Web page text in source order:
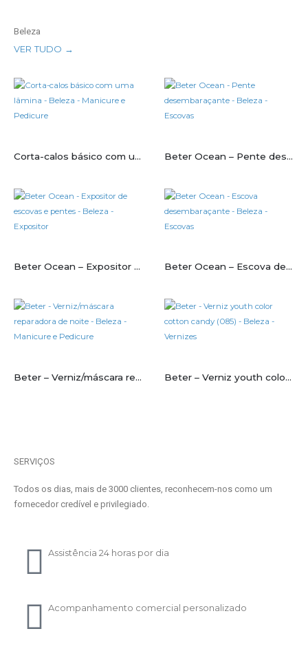
Beleza
VER TUDO →
Corta-calos básico com uma lâmina Beter Ocean – Pente desembaraçante
Beter Ocean – Expositor de escovas e pentes Beter Ocean – Escova desembaraçante
Beter – Verniz/máscara reparadora de noite Beter – Verniz youth color cotton candy (085)
SERVIÇOS
Todos os dias, mais de 3000 clientes, reconhecem-nos como um
fornecedor credível e privilegiado.
Assistência 24 horas por dia
Acompanhamento comercial personalizado